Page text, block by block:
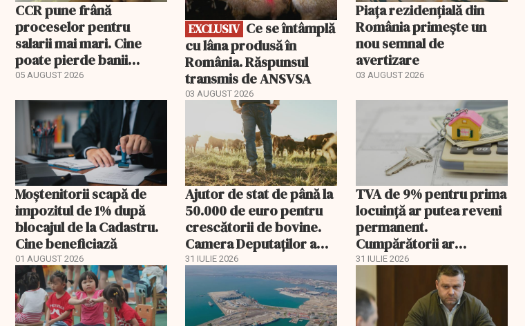
CCR pune frână
proceselor pentru
salarii mai mari. Cine
poate pierde banii
ceruți statului
05 AUGUST 2026
EXCLUSIV
cu lâna produsă în
România. Răspunsul
transmis de ANSVSA
03 AUGUST 2026
Piața rezidențială din
România primește un
nou semnal de
avertizare
03 AUGUST 2026
Moștenitorii scapă de
impozitul de 1% după
blocajul de la Cadastru.
Cine beneficiază
01 AUGUST 2026
Ajutor de stat de până la
50.000 de euro pentru
crescătorii de bovine.
Camera Deputaților a
aprobat schema
31 IULIE 2026
TVA de 9% pentru prima
locuință ar putea reveni
permanent.
Cumpărătorii ar
economisi zeci de mii de
31 IULIE 2026